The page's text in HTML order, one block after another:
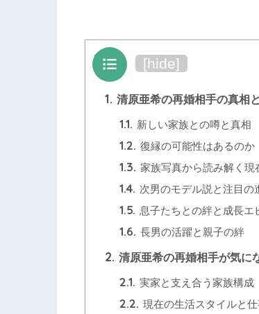
目次 [hide]
1. 清原亜希の再婚相手の真相
1.1. 新しい家族との噂と真相
1.2. 復縁の可能性はあるのか
1.3. 家族写真から読み解く現
1.4. 次男のモデル説と注目の
1.5. 息子たちとの絆と成長エ
1.6. 長男の活躍と親子の絆
2. 清原亜希の再婚相手が気に
2.1. 実家と支え合う家族構成
2.2. 現在の生活スタイルと